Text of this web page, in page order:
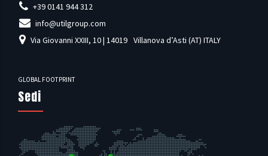
+39 0141 944 312
info@utilgroup.com
Via Giovanni XXIII, 10 | 14019 Villanova d’Asti (AT) ITALY
GLOBAL FOOTPRINT
Sedi